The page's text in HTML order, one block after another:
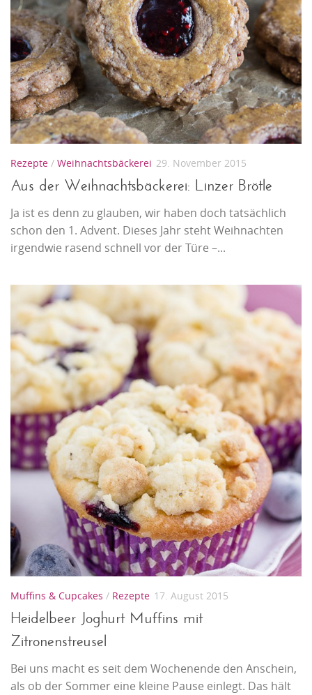
Rezepte / Weihnachtsbäckerei 29. November 2015
Aus der Weihnachtsbäckerei: Linzer Brötle
Ja ist es denn zu glauben, wir haben doch tatsächlich
schon den 1. Advent. Dieses Jahr steht Weihnachten
irgendwie rasend schnell vor der Türe –...
Muffins & Cupcakes / Rezepte 17. August 2015
Heidelbeer Joghurt Muffins mit
Zitronenstreusel
Bei uns macht es seit dem Wochenende den Anschein,
als ob der Sommer eine kleine Pause einlegt. Das hält